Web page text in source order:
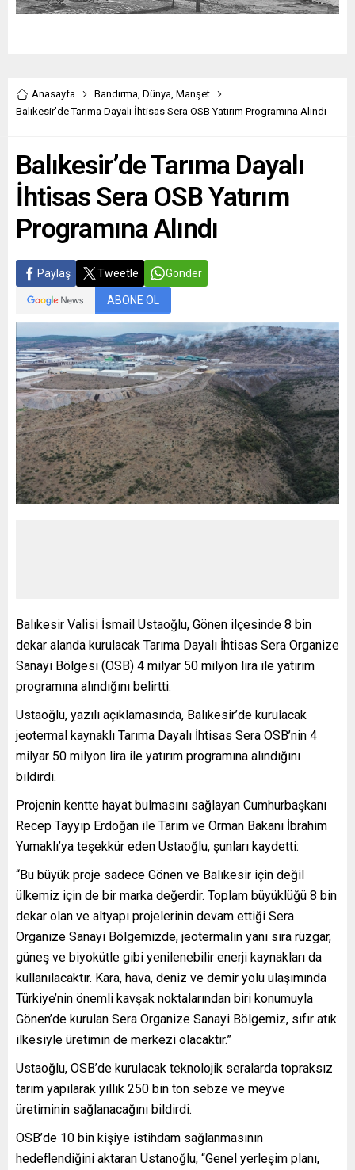
Anasayfa Bandırma, Dünya, Manşet
Balıkesir’de Tarıma Dayalı İhtisas Sera OSB Yatırım Programına Alındı
Balıkesir’de Tarıma Dayalı
İhtisas Sera OSB Yatırım
Programına Alındı
Paylaş Tweetle Gönder
ABONE OL
Balıkesir Valisi İsmail Ustaoğlu, Gönen ilçesinde 8 bin
dekar alanda kurulacak Tarıma Dayalı İhtisas Sera Organize
Sanayi Bölgesi (OSB) 4 milyar 50 milyon lira ile yatırım
programına alındığını belirtti.
Ustaoğlu, yazılı açıklamasında, Balıkesir’de kurulacak
jeotermal kaynaklı Tarıma Dayalı İhtisas Sera OSB’nin 4
milyar 50 milyon lira ile yatırım programına alındığını
bildirdi.
Projenin kentte hayat bulmasını sağlayan Cumhurbaşkanı
Recep Tayyip Erdoğan ile Tarım ve Orman Bakanı İbrahim
Yumaklı’ya teşekkür eden Ustaoğlu, şunları kaydetti:
“Bu büyük proje sadece Gönen ve Balıkesir için değil
ülkemiz için de bir marka değerdir. Toplam büyüklüğü 8 bin
dekar olan ve altyapı projelerinin devam ettiği Sera
Organize Sanayi Bölgemizde, jeotermalin yanı sıra rüzgar,
güneş ve biyokütle gibi yenilenebilir enerji kaynakları da
kullanılacaktır. Kara, hava, deniz ve demir yolu ulaşımında
Türkiye’nin önemli kavşak noktalarından biri konumuyla
Gönen’de kurulan Sera Organize Sanayi Bölgemiz, sıfır atık
ilkesiyle üretimin de merkezi olacaktır.”
Ustaoğlu, OSB’de kurulacak teknolojik seralarda topraksız
tarım yapılarak yıllık 250 bin ton sebze ve meyve
üretiminin sağlanacağını bildirdi.
OSB’de 10 bin kişiye istihdam sağlanmasının
hedeflendiğini aktaran Ustanoğlu, “Genel yerleşim planı,